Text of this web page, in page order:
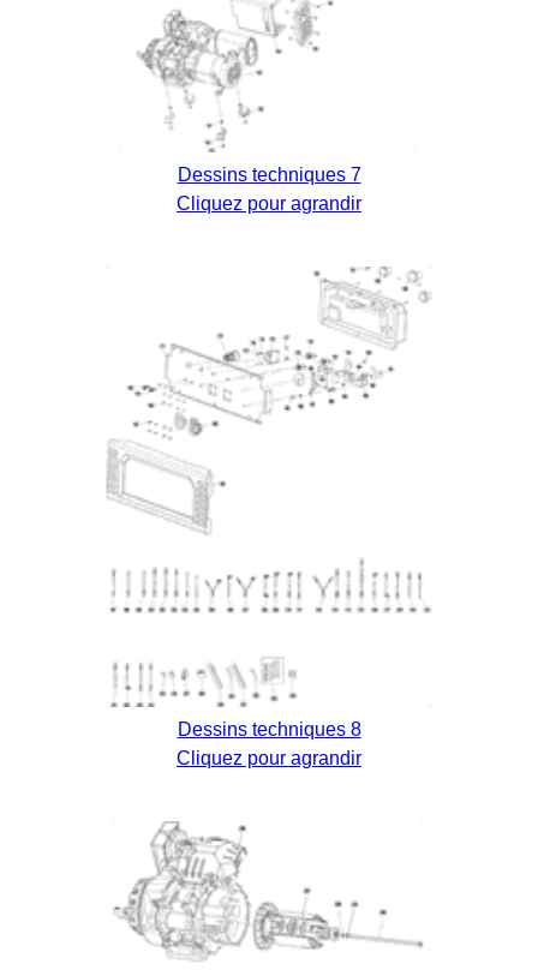
Dessins techniques 7
Cliquez pour agrandir
Dessins techniques 8
Cliquez pour agrandir